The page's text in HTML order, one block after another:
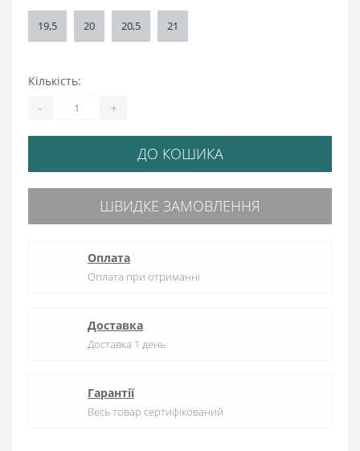
19,5 20 20,5 21
Кількість:
- +
ДО КОШИКА
ШВИДКЕ ЗАМОВЛЕННЯ
Оплата
Оплата при отриманні
Доставка
Доставка 1 день
Гарантії
Весь товар сертифікований